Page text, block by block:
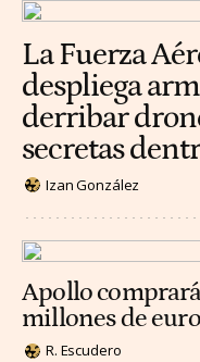
La Fuerza
despliega
derribar
secretas
Izan González
Apollo
millones de
R. Escudero